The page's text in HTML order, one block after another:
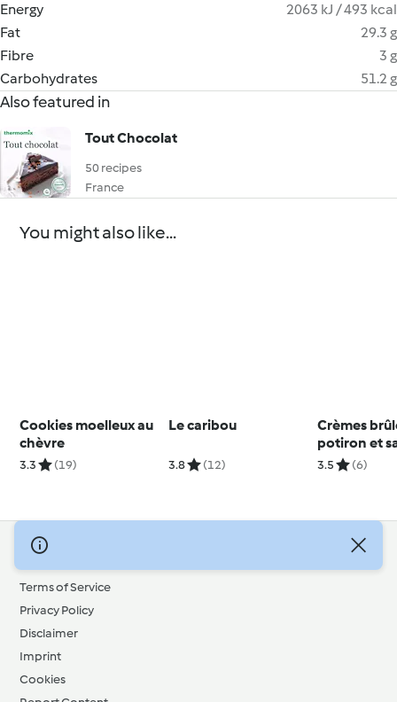
Energy
2063 kJ / 493 kcal
Fat
29.3 g
Fibre
3 g
Carbohydrates
51.2 g
Also featured in
Tout Chocolat
50 recipes
France
You might also like...
Cookies moelleux au
chèvre
3.3 (19)
Le caribou
3.8 (12)
Crèmes
potiron et
maison
3.5 (6)
© Copyright 2026
Terms of Service
Privacy Policy
Disclaimer
Imprint
Cookies